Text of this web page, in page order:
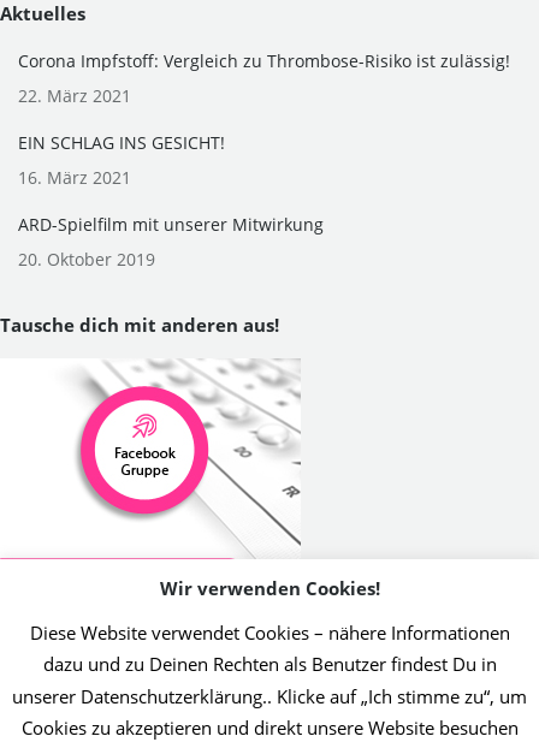
Aktuelles
Corona Impfstoff: Vergleich zu Thrombose-Risiko ist zulässig!
22. März 2021
EIN SCHLAG INS GESICHT!
16. März 2021
ARD-Spielfilm mit unserer Mitwirkung
20. Oktober 2019
Tausche dich mit anderen aus!
2019 Initiative Thrombose-Geschädigter | Umsetzung Christin Jost
Wir verwenden Cookies!
Diese Website verwendet Cookies – nähere Informationen
dazu und zu Deinen Rechten als Benutzer findest Du in
unserer Datenschutzerklärung.. Klicke auf „Ich stimme zu“, um
Cookies zu akzeptieren und direkt unsere Website besuchen